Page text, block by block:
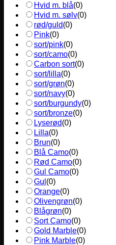
Hvid m. blå(0)
Hvid m. sølv(0)
rød/guld(0)
Pink(0)
sort/pink(0)
sort/camo(0)
Carbon sort(0)
sort/lilla(0)
sort/grøn(0)
sort/navy(0)
sort/burgundy(0)
sort/bronze(0)
Lyserød(0)
Lilla(0)
Brun(0)
Blå Camo(0)
Rød Camo(0)
Gul Camo(0)
Gul (0)
Orange(0)
Olivengrøn(0)
Blågrøn(0)
Sort Camo(0)
Gold Marble(0)
Pink Marble(0)